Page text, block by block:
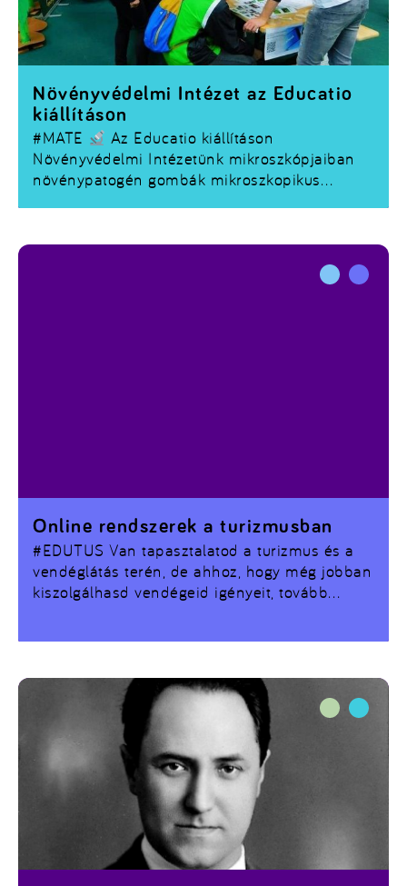
#MATE
Az Educatio kiállításon
Növényvédelmi Intézetünk mikroszkópjaiban
növénypatogén gombák mikroszkopikus
csészékben megnézhetik a gombák és
Növényvédelmi Intézet az Educatio
kiállításon
#EDUTUS Van tapasztalatod a turizmus és a
vendéglátás terén, de ahhoz, hogy még jobban
kiszolgálhasd vendégeid igényeit, tovább
Online rendszerek a turizmusban